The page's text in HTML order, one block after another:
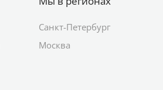
Санкт-Петербург
Москва